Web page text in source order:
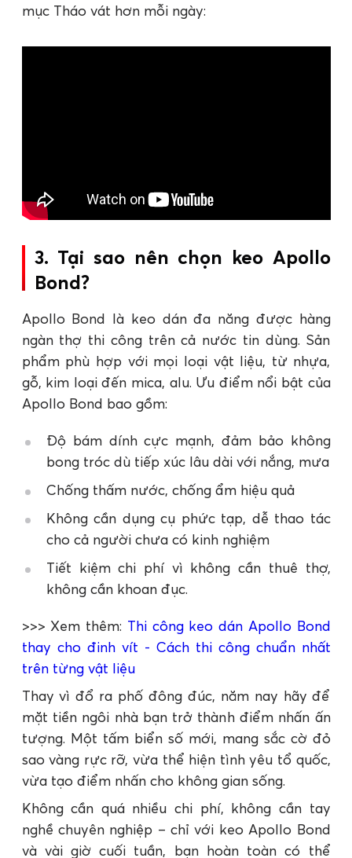
mục Tháo vát hơn mỗi ngày:
3. Tại sao nên chọn keo Apollo
Bond?
Apollo Bond là keo dán đa năng được hàng
ngàn thợ thi công trên cả nước tin dùng. Sản
phẩm phù hợp với mọi loại vật liệu, từ nhựa,
gỗ, kim loại đến mica, alu. Ưu điểm nổi bật của
Apollo Bond bao gồm:
Độ bám dính cực mạnh, đảm bảo không
bong tróc dù tiếp xúc lâu dài với nắng, mưa
Chống thấm nước, chống ẩm hiệu quả
Không cần dụng cụ phức tạp, dễ thao tác
cho cả người chưa có kinh nghiệm
Tiết kiệm chi phí vì không cần thuê thợ,
không cần khoan đục.
>>> Xem thêm: Thi công keo dán Apollo Bond
thay cho đinh vít - Cách thi công chuẩn nhất
trên từng vật liệu
Thay vì đổ ra phố đông đúc, năm nay hãy để
mặt tiền ngôi nhà bạn trở thành điểm nhấn ấn
tượng. Một tấm biển số mới, mang sắc cờ đỏ
sao vàng rực rỡ, vừa thể hiện tình yêu tổ quốc,
vừa tạo điểm nhấn cho không gian sống.
Không cần quá nhiều chi phí, không cần tay
nghề chuyên nghiệp – chỉ với keo Apollo Bond
và vài giờ cuối tuần, bạn hoàn toàn có thể